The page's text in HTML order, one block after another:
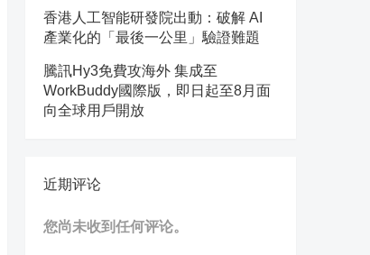
香港人工智能研發院出動：破解 AI
產業化的「最後一公里」驗證難題
騰訊Hy3免費攻海外 集成至
WorkBuddy國際版，即日起至8月面
向全球用戶開放
近期评论
您尚未收到任何评论。